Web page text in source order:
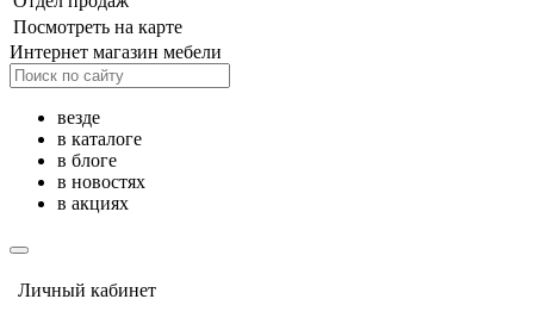
Посмотреть на карте
Интернет магазин мебели
везде
в каталоге
в блоге
в новостях
в акциях
Личный кабинет